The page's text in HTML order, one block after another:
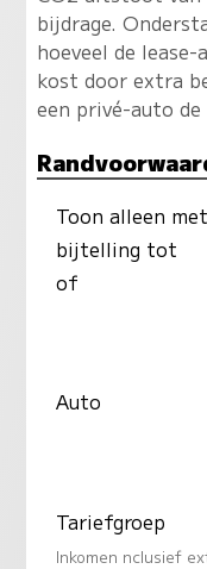
bijdrage.
hoeveel de
kost door extra
een privé-auto de
Toon alleen met
bijtelling tot
of
Auto
Tariefgroep
Inkomen nclusief